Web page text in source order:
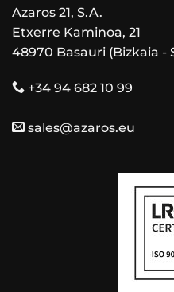
Azaros 21, S.A.
Etxerre Kaminoa, 21
48970 Basauri (Bizkaia -
+34 94 682 10 99
sales@azaros.eu